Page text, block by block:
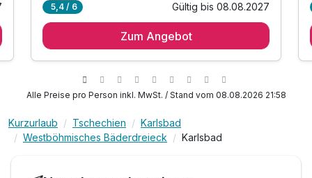
Frühstücksbuffet im idyllischen Kurort Karlsbad
täglich regionales 3-Gang-Menü am Abend
renovierten Kaiserbads in Karlovy Vary
tägliche Nutzung des Relax-Schwimmbades mit
Gegenstromanlage und Massageliegen
Bad Ihrer Wahl: Perlbad, oder Aromabad mit
5,4 / 6 Gültig bis 08.08.2027
Zum Angebot
Alle Preise pro Person inkl. MwSt. / Stand vom 08.08.2026 21:58
Kurzurlaub Tschechien
Karlsbad
Westböhmisches Bäderdreieck
Karlsbad